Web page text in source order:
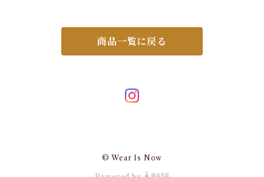
商品一覧に戻る
© Wear Is Now